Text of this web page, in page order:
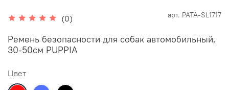
(0) арт. PATA-SL1717
Ремень безопасности для собак автомобильный,
30-50см PUPPIA
Цвет